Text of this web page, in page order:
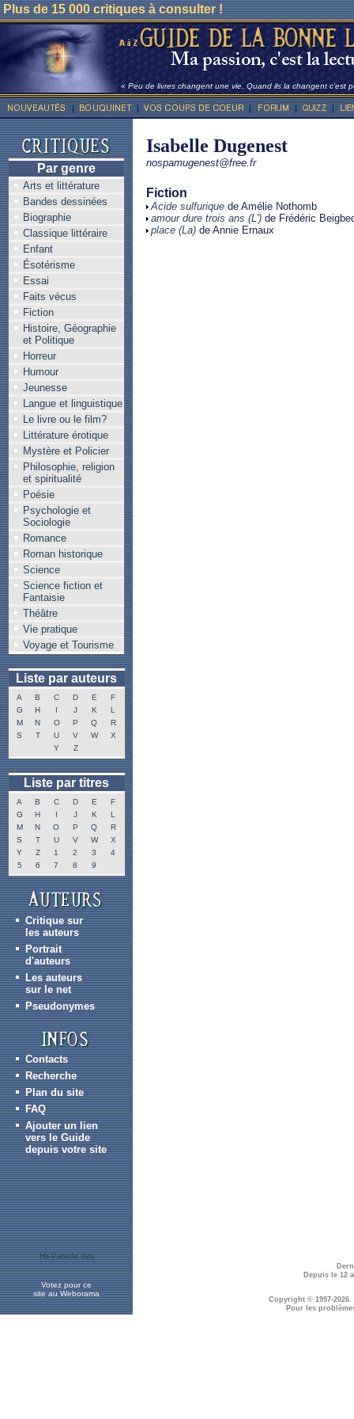
Plus de 15 000 critiques à consulter !
« Peu de livres changent une vie. Quand ils la changent c'est
Par genre
Arts et littérature
Bandes dessinées
Biographie
Classique littéraire
Enfant
Ésotérisme
Essai
Faits vécus
Fiction
Histoire, Géographie
et Politique
Horreur
Humour
Jeunesse
Langue et linguistique
Le livre ou le film?
Littérature érotique
Mystère et Policier
Philosophie, religion
et spiritualité
Poésie
Psychologie et
Sociologie
Romance
Roman historique
Science
Science fiction et
Fantaisie
Théâtre
Vie pratique
Voyage et Tourisme
Liste par auteurs
A B C D E
F
G
H I J K
L
M
N O P Q
R
S
T U V W
X
Y
Z
Liste par titres
A B C D E
F
G
H I J K
L
M
N O P Q
R
S
T U V W
X
Y
Z 1 2 3
4
5
6 7 8 9
Critique sur
les auteurs
Portrait
d'auteurs
Les auteurs
sur le net
Pseudonymes
Contacts
Recherche
Plan du site
FAQ
Ajouter un lien
vers le Guide
depuis votre site
Isabelle Dugenest
nospamugenest@free.fr
Fiction
Acide sulfuriquede Amélie Nothomb
amour dure trois ans (L')de Frédéric
place (La)de Annie Ernaux
Votez pour ce
site au Weborama
Depuis le 12
Copyright © 1997-2026.
Pour les